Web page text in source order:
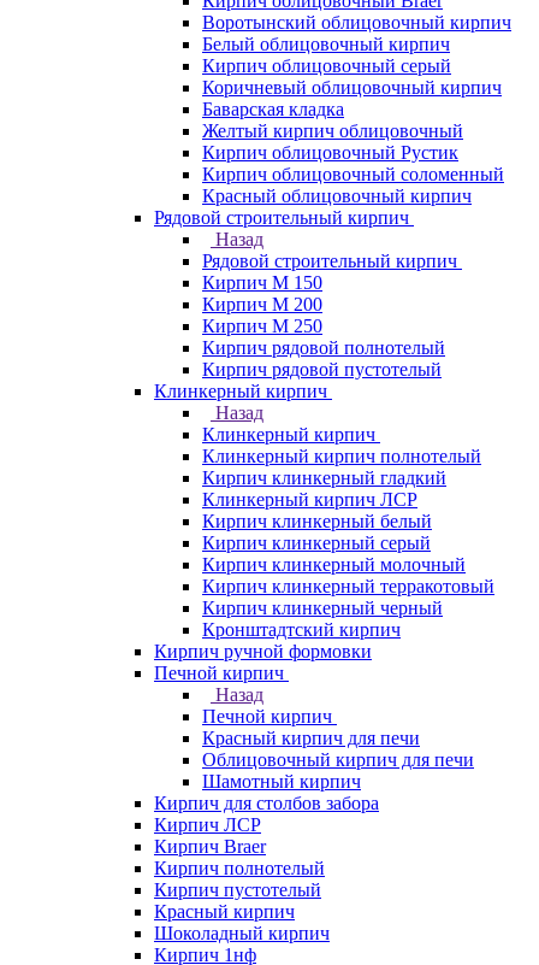
Воротынский облицовочный кирпич
Белый облицовочный кирпич
Кирпич облицовочный серый
Коричневый облицовочный кирпич
Баварская кладка
Желтый кирпич облицовочный
Кирпич облицовочный Рустик
Кирпич облицовочный соломенный
Красный облицовочный кирпич
Рядовой строительный кирпич
Назад
Рядовой строительный кирпич
Кирпич М 150
Кирпич М 200
Кирпич М 250
Кирпич рядовой полнотелый
Кирпич рядовой пустотелый
Клинкерный кирпич
Назад
Клинкерный кирпич
Клинкерный кирпич полнотелый
Кирпич клинкерный гладкий
Клинкерный кирпич ЛСР
Кирпич клинкерный белый
Кирпич клинкерный серый
Кирпич клинкерный молочный
Кирпич клинкерный терракотовый
Кирпич клинкерный черный
Кронштадтский кирпич
Кирпич ручной формовки
Печной кирпич
Назад
Печной кирпич
Красный кирпич для печи
Облицовочный кирпич для печи
Шамотный кирпич
Кирпич для столбов забора
Кирпич ЛСР
Кирпич Braer
Кирпич полнотелый
Кирпич пустотелый
Красный кирпич
Шоколадный кирпич
Кирпич 1нф